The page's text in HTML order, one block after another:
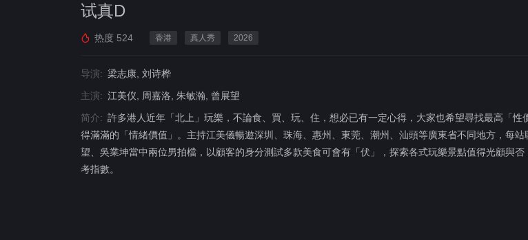
试真D
热度 524 香港 真人秀 2026
导演: 梁志康, 刘诗桦
主演: 江美仪, 周嘉洛, 朱敏瀚, 曾展望
简介: 許多港人近年「北上」玩樂，不論食、買、玩、住，想必已有一定心得，大家也希望尋找最高「性
得滿滿的「情緒價值」。主持江美儀暢遊深圳、珠海、惠州、東莞、潮州、汕頭等廣東省不同地方，每
望、吳業坤當中兩位男拍檔，以顧客的身分測試多款美食可會有「伏」，探索各式玩樂景點值得光顧與
考指數。